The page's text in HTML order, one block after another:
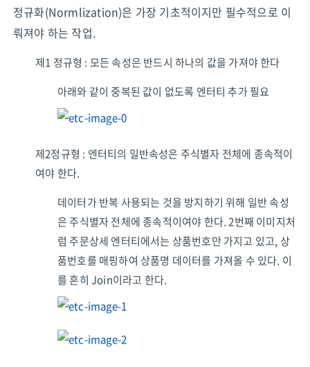
정규화(Normlization)은 가장 기초적이지만 필수적으로 이
뤄져야 하는 작업.
제1 정규형 : 모든 속성은 반드시 하나의 값을 가져야 한다
아래와 같이 중복된 값이 없도록 엔터티 추가 필요
제2정규형 : 엔터티의 일반속성은 주식별자 전체에 종속적이
여야 한다.
데이터가 반복 사용되는 것을 방지하기 위해 일반 속성
은 주식별자 전체에 종속적이여야 한다. 2번째 이미지처
럼 주문상세 엔터티에서는 상품번호만 가지고 있고, 상
품번호를 매핑하여 상품명 데이터를 가져올 수 있다. 이
를 흔히 Join이라고 한다.